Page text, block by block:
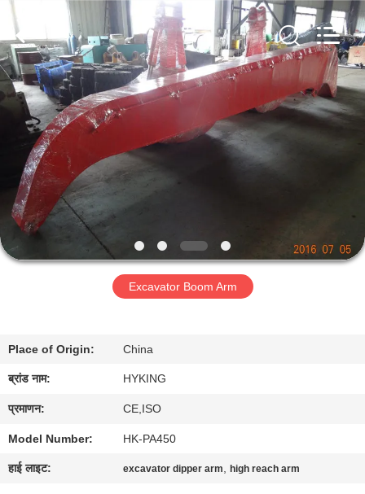
होम
उत्पाद
वीडियो
हमारे
बारे
फैक्टरी
यात्रा
गुणवत्ता
नियंत्रण
Ltd..
All
Rights
Reserved.
Excavator Boom Arm
Place of Origin: China
ब्रांड नाम: HYKING
प्रमाणन: CE,ISO
Model Number: HK-PA450
हाई लाइट: excavator dipper arm,high reach arm